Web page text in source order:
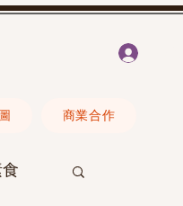
商業合作